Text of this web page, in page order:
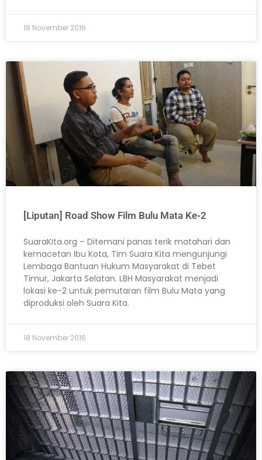
18 November 2016
[Liputan] Road Show Film Bulu Mata Ke-2
SuaraKita.org – Ditemani panas terik matahari dan
kemacetan Ibu Kota, Tim Suara Kita mengunjungi
Lembaga Bantuan Hukum Masyarakat di Tebet
Timur, Jakarta Selatan. LBH Masyarakat menjadi
lokasi ke-2 untuk pemutaran film Bulu Mata yang
diproduksi oleh Suara Kita.
18 November 2016